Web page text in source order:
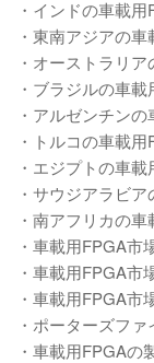
・インドの車載
・東南アジアの
・オーストラリ
・ブラジルの車
・アルゼンチン
・トルコの車載
・エジプトの車
・サウジアラビ
・南アフリカの
・車載用FPGA市
・車載用FPGA市
・車載用FPGA市
・ポーターズフ
・車載用FPGAの